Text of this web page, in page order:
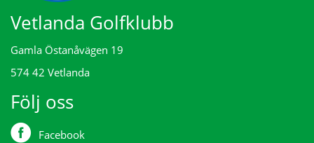
Vetlanda Golfklubb
Gamla Östanåvägen 19
574 42 Vetlanda
Följ oss
Facebook